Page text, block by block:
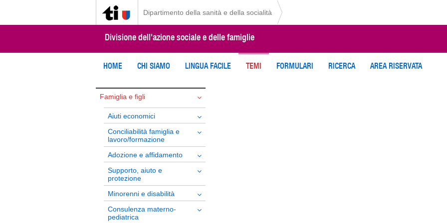
Dipartimento della sanità e della socialità
Divisione dell'azione sociale e delle famiglie
HOME CHI SIAMO LINGUA FACILE TEMI FORMULARI RICERCA AREA RISERVATA
Famiglia e figli
Aiuti economici
Conciliabilità famiglia e
lavoro/formazione
Adozione e affidamento
Supporto, aiuto e
protezione
Minorenni e disabilità
Consulenza materno-
pediatrica